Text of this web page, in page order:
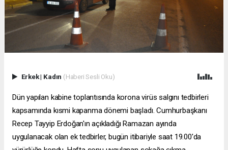
Erkek| Kadın (Haberi Sesli Oku)
Dün yapılan kabine toplantısında korona virüs salgını tedbirleri
kapsamında kısmi kapanma dönemi başladı. Cumhurbaşkanı
Recep Tayyip Erdoğan'ın açıkladığı Ramazan ayında
uygulanacak olan ek tedbirler, bugün itibariyle saat 19.00'da